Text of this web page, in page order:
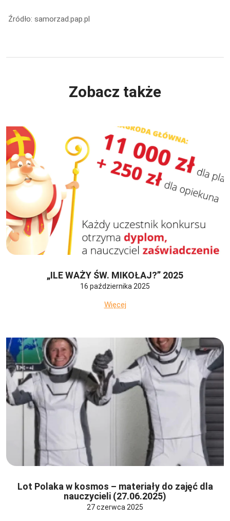
Źródło: samorzad.pap.pl
Zobacz także
„ILE WAŻY ŚW. MIKOŁAJ?” 2025
16 października 2025
Więcej
Lot Polaka w kosmos – materiały do zajęć dla
nauczycieli (27.06.2025)
27 czerwca 2025